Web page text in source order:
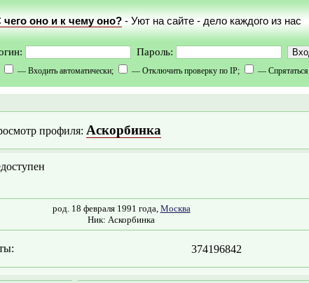
чего оно и к чему оно?- Уют на сайте - дело каждого из нас
Пароль:
— Входить автоматически; — Отключить проверку по IP; — Спрятаться
профиля: Аскорбинка
род. 18 февраля 1991 года, Москва
Ник: Аскорбинка
374196842